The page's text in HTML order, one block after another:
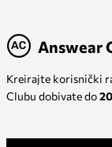
Answear
Kreirajte korisnički
Clubu dobivate do